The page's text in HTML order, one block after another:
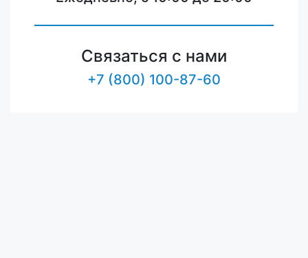
Связаться с нами
+7 (800) 100-87-60